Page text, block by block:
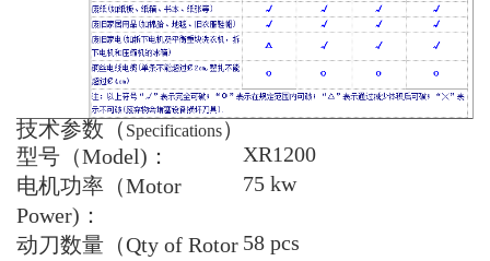
技术参数（ Specifications）
型号（Model) ：
XR1200
电机功率（Motor
Power) ：
75 kw
动刀数量（Qty of Rotor 58 pcs